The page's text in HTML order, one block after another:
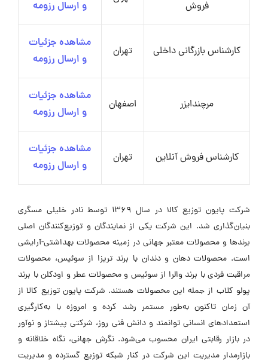
فروش و ارسال رزومه
کارشناس بازرگانی داخلی تهران
مشاهده جزئیات
و ارسال رزومه
مرچندایزر اصفهان
مشاهده جزئیات
و ارسال رزومه
کارشناس فروش آنلاین تهران
مشاهده جزئیات
و ارسال رزومه
شرکت پایون توزیع کالا در سال ۱۳۶۹ توسط نادر خلیلی مسگری
بنیان‌گذاری شد. این شرکت یکی از نمایندگان و توزیع‌کنندگان اصلی
برندها و محصولات معتبر جهانی در زمینه محصولات بهداشتی-آرایشی
است. محصولات دهان و دندان با برند تریزا از سوئیس، محصولات
مراقبت فردی با برند والرا از سوئیس و محصولات عطر و اودکلن با برند
پولو کلاب از جمله این محصولات هستند. شرکت پایون توزیع کالا از
آن زمان تاکنون به‌طور مستمر رشد کرده و امروزه با به‌کارگیری
استعدادهای انسانی توانمند و دانش فنی روز، شرکتی پیشتاز و نوآور
در بازار رقابتی ایران محسوب می‌شود. نگرش جهانی، نگاه خلاقانه و
بازارمدار مدیریت این شرکت در کنار شبکه توزیع گسترده و مدیریت